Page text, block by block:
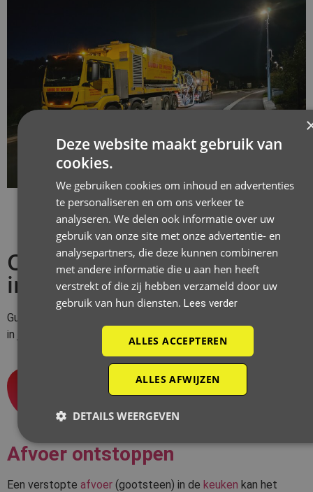
Onze ontstoppingsdiensten
in Sint-Lievens-Houtem
Guido De Wever biedt allerhande
in jouw regio.
1
Afvoer ontstoppen
Een verstopte afvoer (gootsteen) in de keuken kan het
Deze website maakt gebruik van
cookies.
We gebruiken cookies om inhoud en advertenties
te personaliseren en om ons verkeer te
analyseren. We delen ook informatie over uw
gebruik van onze site met onze advertentie- en
analysepartners, die deze kunnen combineren
met andere informatie die u aan hen heeft
verstrekt of die zij hebben verzameld door uw
gebruik van hun diensten.Lees verder
ALLES ACCEPTEREN
ALLES AFWIJZEN
DETAILS WEERGEVEN